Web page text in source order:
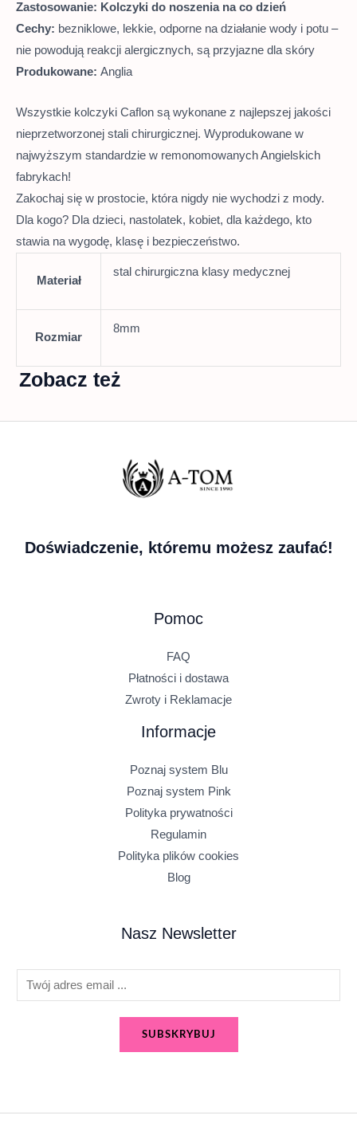
Zastosowanie: Kolczyki do noszenia na co dzień
Cechy: bezniklowe, lekkie, odporne na działanie wody i potu –
nie powodują reakcji alergicznych, są przyjazne dla skóry
Produkowane: Anglia
Wszystkie kolczyki Caflon są wykonane z najlepszej jakości
nieprzetworzonej stali chirurgicznej. Wyprodukowane w
najwyższym standardzie w remonomowanych Angielskich
fabrykach!
Zakochaj się w prostocie, która nigdy nie wychodzi z mody.
Dla kogo? Dla dzieci, nastolatek, kobiet, dla każdego, kto
stawia na wygodę, klasę i bezpieczeństwo.
Materiał
stal chirurgiczna klasy medycznej
Rozmiar
8mm
Zobacz też
Doświadczenie, któremu możesz zaufać!
Pomoc
FAQ
Płatności i dostawa
Zwroty i Reklamacje
Informacje
Poznaj system Blu
Poznaj system Pink
Polityka prywatności
Regulamin
Polityka plików cookies
Blog
Nasz Newsletter
m
SUBSKRYBUJ